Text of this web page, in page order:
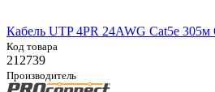
Кабель UTP 4PR 24AWG Cat5e
Код товара
212739
Производитель